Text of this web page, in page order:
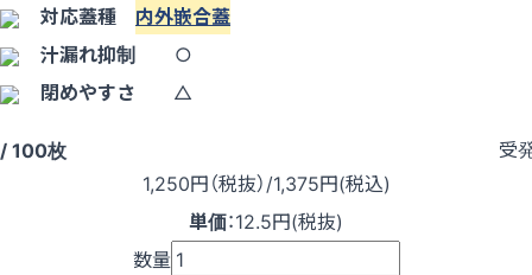
対応蓋種 内外嵌合蓋
汁漏れ抑制
○
閉めやすさ
△
100枚
受
1,250円（税抜）/1,375円(税込)
単価：12.5円(税抜)
数量